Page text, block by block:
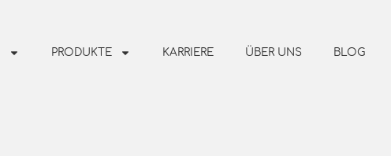
PRODUKTE KARRIERE ÜBER UNS BLOG